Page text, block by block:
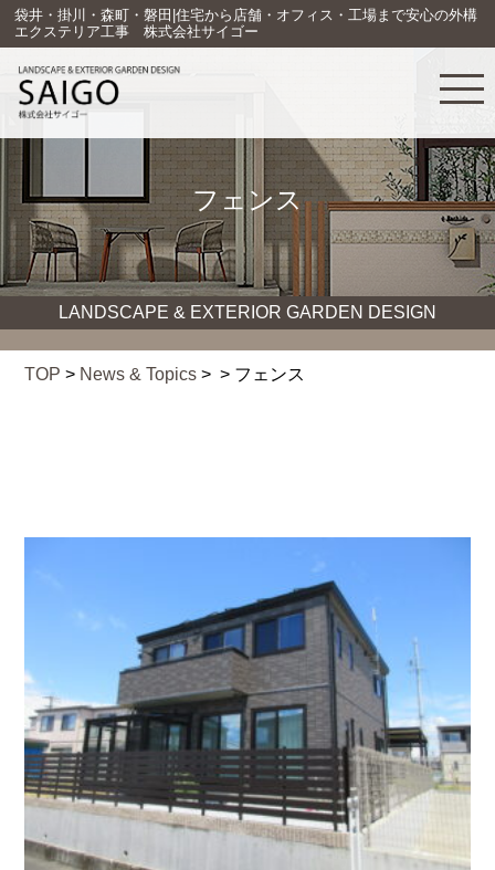
袋井・掛川・森町・磐田|住宅から店舗・オフィス・工場まで安心の外構
エクステリア工事 株式会社サイゴー
フェンス
LANDSCAPE & EXTERIOR GARDEN DESIGN
TOP > News & Topics > > フェンス